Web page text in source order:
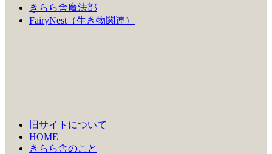
きらら舎魔法部
FairyNest（生き物関連）
旧サイトについて
HOME
きらら舎のこと